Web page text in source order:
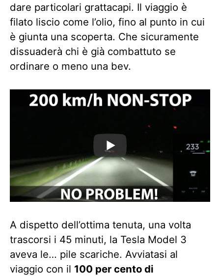
dare particolari grattacapi. Il viaggio è
filato liscio come l’olio, fino al punto in cui
è giunta una scoperta. Che sicuramente
dissuaderà chi è già combattuto se
ordinare o meno una bev.
A dispetto dell’ottima tenuta, una volta
trascorsi i 45 minuti, la Tesla Model 3
aveva le… pile scariche. Avviatasi al
viaggio con il 100 per cento di